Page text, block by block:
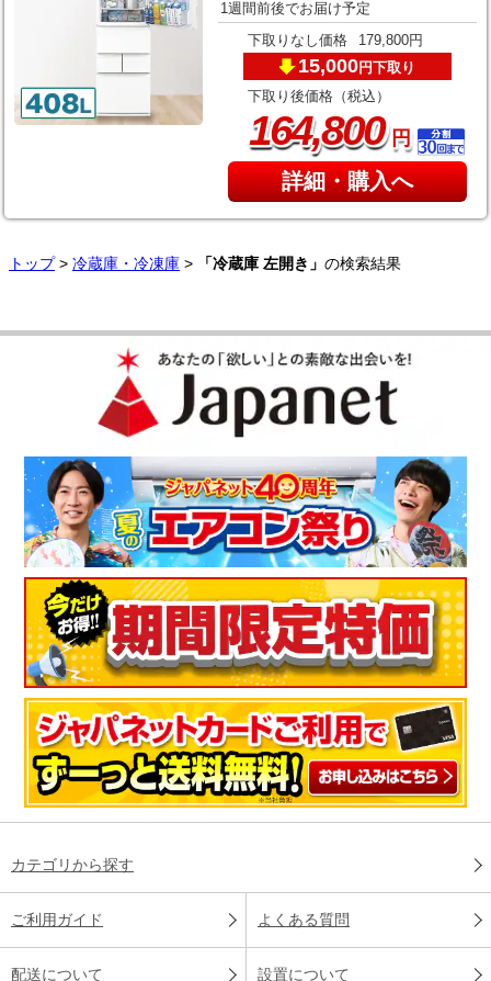
1週間前後でお届け予定
下取りなし価格 179,800円
15,000円下取り
下取り後価格（税込）
164,800円
詳細・購入へ
トップ> 冷蔵庫・冷凍庫 > 「冷蔵庫 左開き」 の検索結果
カテゴリから探す
ご利用ガイド よくある質問
配送について 設置について